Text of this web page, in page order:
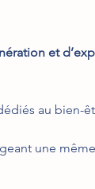
et
au bien-
une